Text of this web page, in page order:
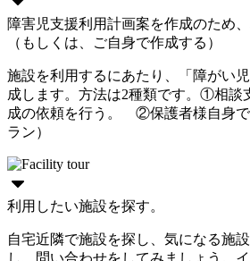
障害児支援利用計画案を作成のため
（もしくは、ご自身で作成する）
施設を利用するにあたり、「障がい
成します。方法は2種類です。①相談
成の依頼を行う。 ②保護者様自身
ラン）
利用したい施設を探す。
自宅近隣で施設を探し、気になる施